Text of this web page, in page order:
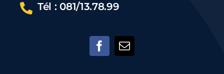
Tél : 081/13.78.99